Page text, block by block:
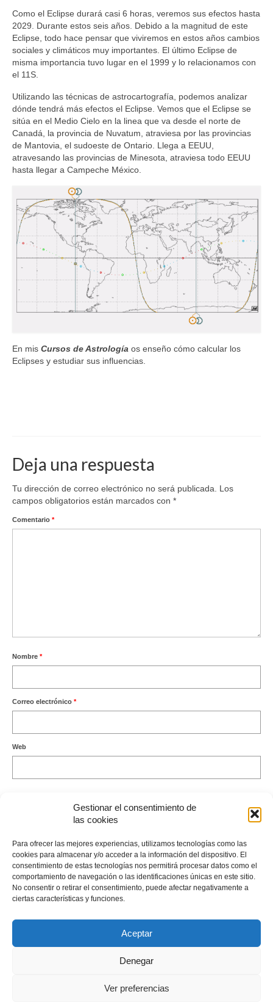
Gestionar el consentimiento de
las cookies
Para ofrecer las mejores experiencias, utilizamos tecnologías como las
cookies para almacenar y/o acceder a la información del dispositivo. El
consentimiento de estas tecnologías nos permitirá procesar datos como el
comportamiento de navegación o las identificaciones únicas en este sitio.
No consentir o retirar el consentimiento, puede afectar negativamente a
ciertas características y funciones.
Aceptar
Denegar
Ver preferencias
Como el Eclipse durará casi 6 horas, veremos sus efectos hasta
2029. Durante estos seis años. Debido a la magnitud de este
Eclipse, todo hace pensar que viviremos en estos años cambios
sociales y climáticos muy importantes. El último Eclipse de
misma importancia tuvo lugar en el 1999 y lo relacionamos con
el 11S.
Utilizando las técnicas de astrocartografía, podemos analizar
dónde tendrá más efectos el Eclipse. Vemos que el Eclipse se
sitúa en el Medio Cielo en la linea que va desde el norte de
Canadá, la provincia de Nuvatum, atraviesa por las provincias
de Mantovia, el sudoeste de Ontario. Llega a EEUU,
atravesando las provincias de Minesota, atraviesa todo EEUU
hasta llegar a Campeche México.
En mis Cursos de Astrología os enseño cómo calcular los
Eclipses y estudiar sus influencias.
Deja una respuesta
Tu dirección de correo electrónico no será publicada. Los
campos obligatorios están marcados con *
Comentario *
Nombre *
Correo electrónico *
Web
procesan los datos de tus comentarios.
SEO by msfv· Mapa del Sitio